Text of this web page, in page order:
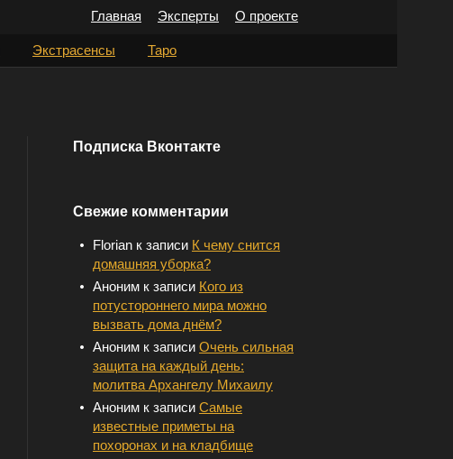
Главная Эксперты О проекте
Экстрасенсы Таро
Подписка Вконтакте
Свежие комментарии
Florian к записи К чему снится
домашняя уборка?
Аноним к записи Кого из
потустороннего мира можно
вызвать дома днём?
Аноним к записи Очень сильная
защита на каждый день:
молитва Архангелу Михаилу
Аноним к записи Самые
известные приметы на
похоронах и на кладбище